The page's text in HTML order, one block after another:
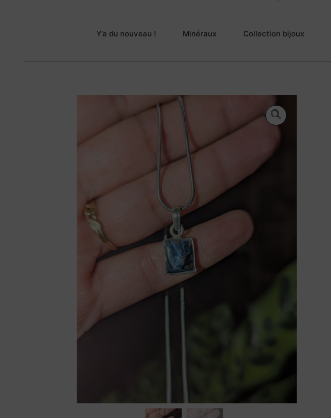
Y’a du nouveau ! Minéraux Collection bijoux